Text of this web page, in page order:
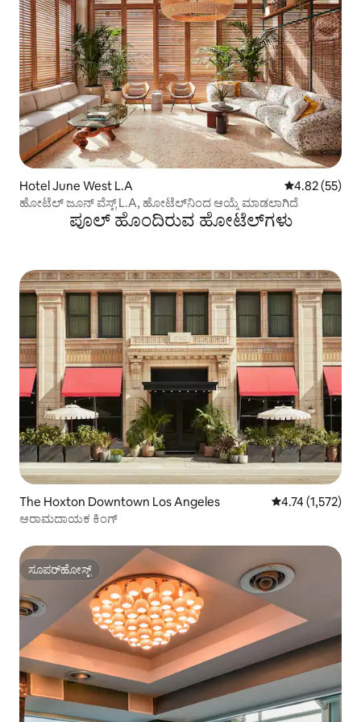
Hotel June West L.A 5 ರಲ್ಲಿ 4.82
4.82 (55)
ಹೋಟೆಲ್ ಜೂನ್ ವೆಸ್ಟ್ L.A, ಹೋಟೆಲ್‌ನಿಂದ ಆಯ್ಕೆ ಮಾಡಲಾಗಿದೆ
ಪೂಲ್ ಹೊಂದಿರುವ ಹೋಟೆಲ್‌ಗಳು
The Hoxton Downtown Los Angeles 5 ರಲ್ಲಿ 4.74
4.74 (1,572)
ಆರಾಮದಾಯಕ ಕಿಂಗ್
ಸೂಪರ್‌ಹೋಸ್ಟ್
ಸೂಪರ್‌ಹೋಸ್ಟ್